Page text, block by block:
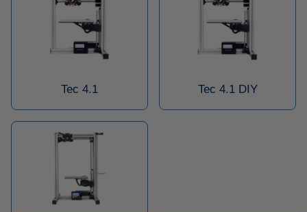
Tec 4.1 Tec 4.1 DIY